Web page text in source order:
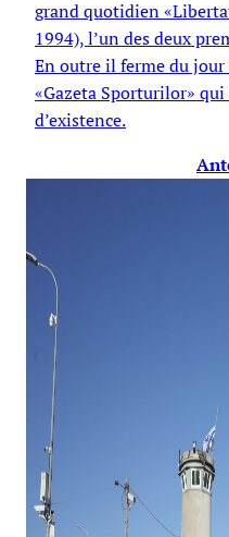
grand quotidien
1994), l’un des deux
En outre il ferme du
«Gazeta Sporturilor»
d’existence.